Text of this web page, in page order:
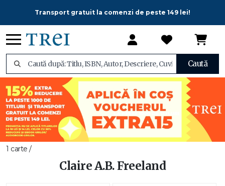
Transport gratuit la comenzi de peste 149 lei!
Caută
1 carte /
Claire A.B. Freeland